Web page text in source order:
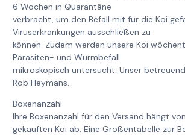
6 Wochen in Quarantäne
verbracht, um den Befall mit für die Koi
Viruserkrankungen ausschließen zu
können. Zudem werden unsere Koi
Parasiten- und Wurmbefall
mikroskopisch untersucht. Unser
Rob Heymans.
Boxenanzahl
Ihre Boxenanzahl für den Versand hängt
gekauften Koi ab. Eine Größentabelle zur